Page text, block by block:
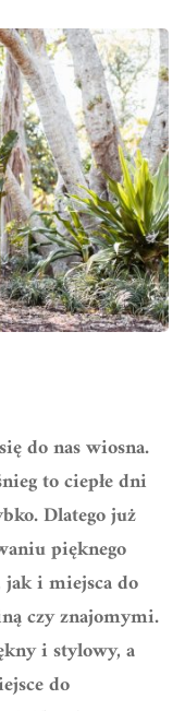
do nas wiosna.
to ciepłe dni
Dlatego już
pięknego
i miejsca do
czy znajomymi.
i stylowy, a
do